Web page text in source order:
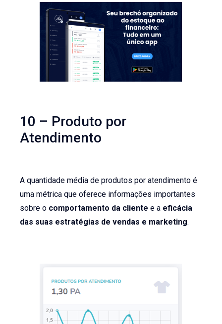
10 – Produto por
Atendimento
A quantidade média de produtos por atendimento é
uma métrica que oferece informações importantes
sobre o comportamento da cliente e a eficácia
das suas estratégias de vendas e marketing.